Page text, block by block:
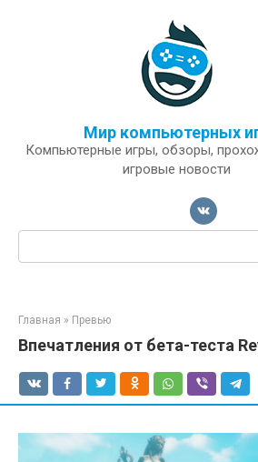
Мир компьютерных
Компьютерные игры, обзоры,
игровые новости
Поиск:
Главная » Превью
Впечатления от бета-теста